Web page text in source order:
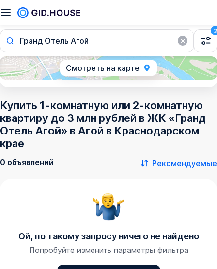
Гранд Отель Агой
2
Смотреть на карте
Купить 1-комнатную или 2-комнатную
квартиру до 3 млн рублей в ЖК «Гранд
Отель Агой» в Агой в Краснодарском
крае
0 объявлений Рекомендуемые
Ой, по такому запросу ничего не найдено
Попробуйте изменить параметры фильтра